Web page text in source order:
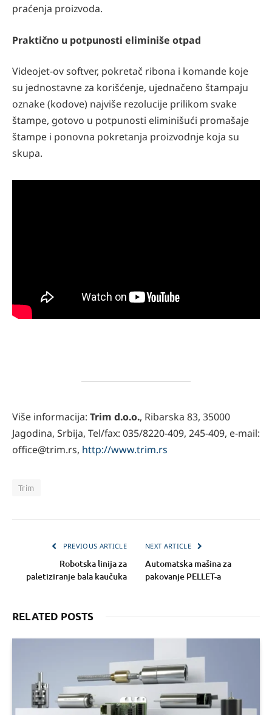
praćenja proizvoda.
Praktično u potpunosti eliminiše otpad
Videojet-ov softver, pokretač ribona i komande koje
su jednostavne za korišćenje, ujednačeno štampaju
oznake (kodove) najviše rezolucije prilikom svake
štampe, gotovo u potpunosti eliminišući promašaje
štampe i ponovna pokretanja proizvodnje koja su
skupa.
Više informacija: Trim d.o.o., Ribarska 83, 35000
Jagodina, Srbija, Tel/fax: 035/8220-409, 245-409, e-mail:
office@trim.rs, http://www.trim.rs
Trim
PREVIOUS ARTICLE
Robotska linija za
paletiziranje bala kaučuka
NEXT ARTICLE
Automatska mašina za
pakovanje PELLET-a
RELATED POSTS